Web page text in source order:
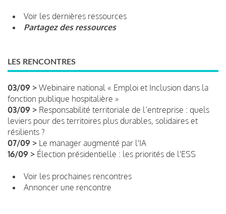
Voir les dernières ressources
Partagez des ressources
LES RENCONTRES
03/09 > Webinaire national « Emploi et Inclusion dans la
fonction publique hospitalière »
03/09 > Responsabilité territoriale de l’entreprise : quels
leviers pour des territoires plus durables, solidaires et
résilients ?
07/09 > Le manager augmenté par l'IA
16/09 > Élection présidentielle : les priorités de l'ESS
Voir les prochaines rencontres
Annoncer une rencontre